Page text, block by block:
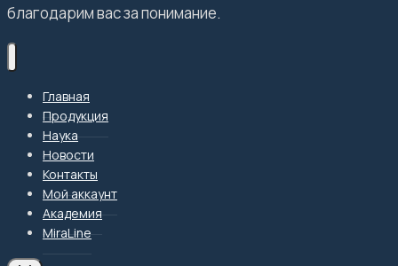
благодарим вас за понимание.
Главная
Продукция
Наука
Новости
Контакты
Мой аккаунт
Академия
MiraLine